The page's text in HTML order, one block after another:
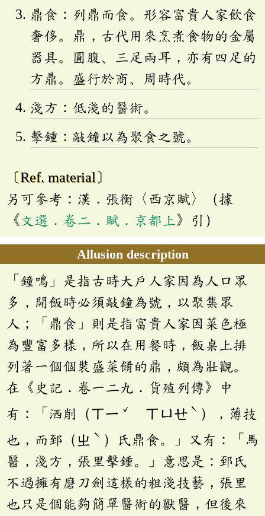
鼎食：列鼎而食。形容富貴人家飲食
奢侈。鼎，古代用來烹煮食物的金屬
器具。圓腹、三足兩耳，亦有四足的
方鼎。盛行於商、周時代。
淺方：低淺的醫術。
擊鍾：敲鐘以為聚食之號。
〔Ref. material〕
另可參考：漢．張衡〈西京賦〉（據
《 文選．卷二．賦．京都上》引）
Allusion description
「鐘鳴」是指古時大戶人家因為人口眾
多，開飯時必須敲鐘為號，以聚集眾
人；「鼎食」則是指富貴人家因菜色極
為豐富多樣，所以在用餐時，飯桌上排
列著一個個裝盛菜餚的鼎，頗為壯觀。
在《史記．卷一二九．貨殖列傳》中
有：「洒削（ㄒㄧ ˇ ㄒㄩㄝ ˋ ），薄技
也，而郅（ㄓ ˋ ）氏鼎食。」又有：「馬
醫，淺方，張里擊鍾。」意思是：郅氏
不過擁有磨刀劍這樣的粗淺技藝，張里
也只是個能夠簡單醫術的獸醫，但後來